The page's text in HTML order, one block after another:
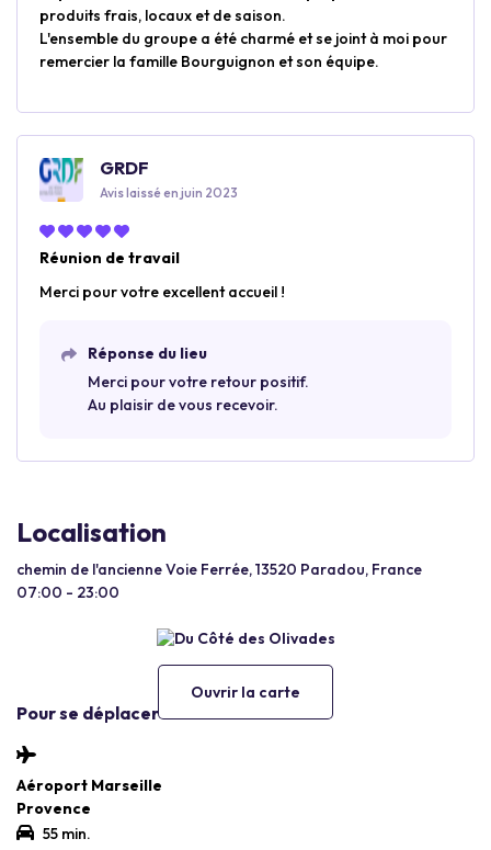
produits frais, locaux et de saison.
L'ensemble du groupe a été charmé et se joint à moi pour
remercier la famille Bourguignon et son équipe.
GRDF
Avis laissé en juin 2023
Réunion de travail
Merci pour votre excellent accueil !
Réponse du lieu
Merci pour votre retour positif.
Au plaisir de vous recevoir.
Localisation
chemin de l'ancienne Voie Ferrée, 13520 Paradou, France
07:00 - 23:00
Ouvrir la carte
Pour se déplacer
Aéroport Marseille
Provence
55 min.